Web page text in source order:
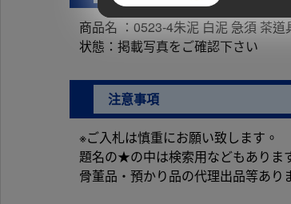
商品名 ：0523-4朱泥 白泥 急須 茶
状態：掲載写真をご確認下さい
注意事項
※ご入札は慎重にお願い致します。
題名の★の中は検索用などもありま
骨董品・預かり品の代理出品等あり